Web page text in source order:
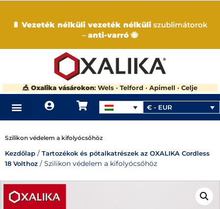
🔋 Vezeték nélküli vezeték nélküli szublimátorok
– anti-varró 🐝
🎪 Oxalika vásárokon: Wels · Telford · Apimell · Celje
€ - EUR
Szilikon védelem a kifolyócsőhöz
Kezdőlap / Tartozékok és pótalkatrészek az OXALIKA Cordless
18 Volthoz / Szilikon védelem a kifolyócsőhöz